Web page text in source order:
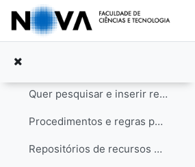
Ir para o conteúdo principal
Notícias
Contrair
Tópico 1
Quer pesquisar e inserir recursos? Saiba como!
Procedimentos e regras para os recursos
Repositórios de recursos educativos